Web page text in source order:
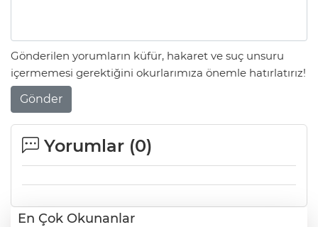
Gönderilen yorumların küfür, hakaret ve suç unsuru
içermemesi gerektiğini okurlarımıza önemle hatırlatırız!
Gönder
Yorumlar (0)
En Çok Okunanlar